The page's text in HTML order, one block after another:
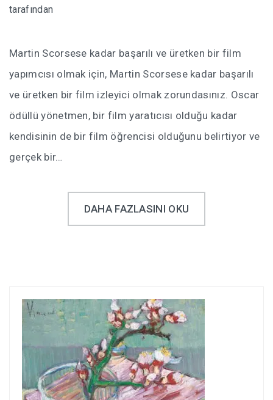
tarafından
Martin Scorsese kadar başarılı ve üretken bir film
yapımcısı olmak için, Martin Scorsese kadar başarılı
ve üretken bir film izleyici olmak zorundasınız. Oscar
ödüllü yönetmen, bir film yaratıcısı olduğu kadar
kendisinin de bir film öğrencisi olduğunu belirtiyor ve
gerçek bir…
DAHA FAZLASINI OKU